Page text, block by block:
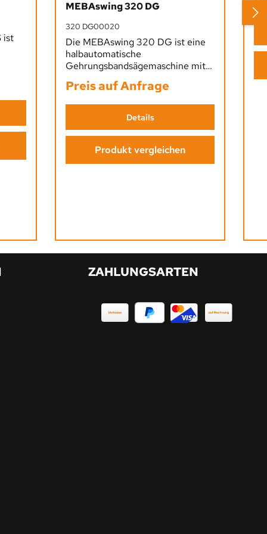
ist
MEBAswing 320 DG
320 DG00020
Die MEBAswing 320 DG ist eine
halbautomatische
Gehrungsbandsägemaschine mit
präziser 30°–135° Gehrung,
hydraulischer Werkstückspannung
und ergonomischer Bedienung –
ideal für wechselnde Materialien,
Querschnitte und universelle
Sägeaufgaben.
Preis auf Anfrage
Details
Produkt vergleichen
ZAHLUNGSARTEN